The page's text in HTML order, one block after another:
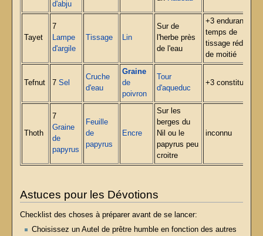
d'abju
Tayet
7
Lampe
d'argile
Tissage Lin
Sur de
l'herbe près
de l'eau
+3 endurance,
temps de
tissage réduit
de moitié
Tefnut 7 Sel
Cruche
d'eau
Graine
de
poivron
Tour
d'aqueduc
+3 constitution
Thoth
7
Graine
de
papyrus
Feuille
de
papyrus
Encre
Sur les
berges du
Nil ou le
papyrus peu
croitre
inconnu
Astuces pour les Dévotions
Checklist des choses à préparer avant de se lancer:
Choisissez un Autel de prêtre humble en fonction des autres